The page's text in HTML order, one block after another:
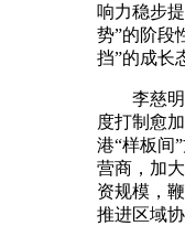
响力稳步
势”的阶段
挡”的成长
李慈明
度打制愈
港“样板间
营商，加
资规模，
推进区域